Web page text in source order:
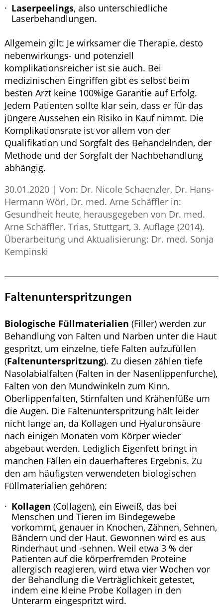
Laserpeelings, also unterschiedliche
Laserbehandlungen.
Allgemein gilt: Je wirksamer die Therapie, desto
nebenwirkungs- und potenziell
komplikationsreicher ist sie auch. Bei
medizinischen Eingriffen gibt es selbst beim
besten Arzt keine 100%ige Garantie auf Erfolg.
Jedem Patienten sollte klar sein, dass er für das
jüngere Aussehen ein Risiko in Kauf nimmt. Die
Komplikationsrate ist vor allem von der
Qualifikation und Sorgfalt des Behandelnden, der
Methode und der Sorgfalt der Nachbehandlung
abhängig.
30.01.2020 | Von: Dr. Nicole Schaenzler, Dr. Hans-
Hermann Wörl, Dr. med. Arne Schäffler in:
Gesundheit heute, herausgegeben von Dr. med.
Arne Schäffler. Trias, Stuttgart, 3. Auflage (2014).
Überarbeitung und Aktualisierung: Dr. med. Sonja
Kempinski
Faltenunterspritzungen
Biologische Füllmaterialien (Filler) werden zur
Behandlung von Falten und Narben unter die Haut
gespritzt, um einzelne, tiefe Falten aufzufüllen
(Faltenunterspritzung). Zu diesen zählen tiefe
Nasolabialfalten (Falten in der Nasenlippenfurche),
Falten von den Mundwinkeln zum Kinn,
Oberlippenfalten, Stirnfalten und Krähenfüße um
die Augen. Die Faltenunterspritzung hält leider
nicht lange an, da Kollagen und Hyaluronsäure
nach einigen Monaten vom Körper wieder
abgebaut werden. Lediglich Eigenfett bringt in
manchen Fällen ein dauerhafteres Ergebnis. Zu
den am häufigsten verwendeten biologischen
Füllmaterialien gehören:
Kollagen (Collagen), ein Eiweiß, das bei
Menschen und Tieren im Bindegewebe
vorkommt, genauer in Knochen, Zähnen, Sehnen,
Bändern und der Haut. Gewonnen wird es aus
Rinderhaut und -sehnen. Weil etwa 3 % der
Patienten auf die körperfremden Proteine
allergisch reagieren, wird etwa vier Wochen vor
der Behandlung die Verträglichkeit getestet,
indem eine kleine Probe Kollagen in den
Unterarm eingespritzt wird.